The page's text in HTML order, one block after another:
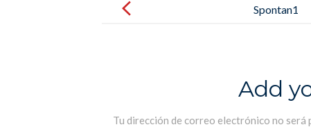
navigation
Spontan1
Add
Tu dirección de correo electrónico no será